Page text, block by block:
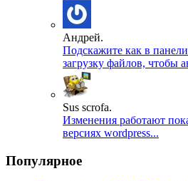
Андрей.
Подскажите как в
загрузку файлов, чтобы
Sus scrofa.
Изменения работают
версиях wordpress...
Популярное